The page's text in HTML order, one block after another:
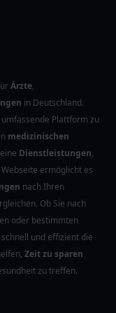
Ärzte,
in Deutschland.
Plattform zu
medizinischen
Dienstleistungen,
ermöglicht es
nach Ihren
Ob Sie nach
oder bestimmten
und effizient die
Zeit zu sparen
zu treffen.